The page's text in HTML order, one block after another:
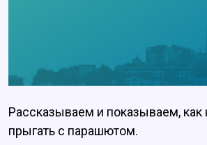
Рассказываем и показываем, как
прыгать с парашютом.